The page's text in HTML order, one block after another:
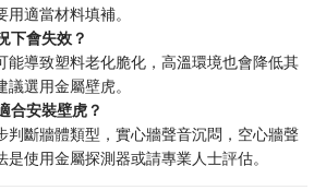
適當材料填補。
下會失效？
能導致塑料老化脆化，高溫環境也會降低其
選用金屬壁虎。
合安裝壁虎？
判斷牆體類型，實心牆聲音沉悶，空心牆聲
使用金屬探測器或請專業人士評估。